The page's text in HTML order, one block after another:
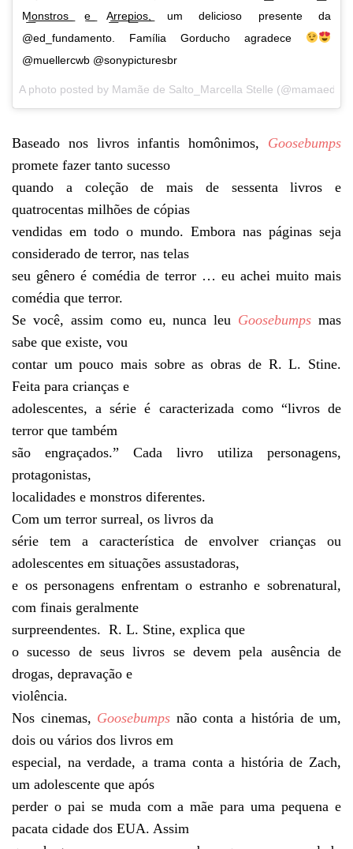
M͟͟o͟͟n͟͟s͟͟t͟͟r͟͟o͟͟s͟͟ e͟͟ A͟͟r͟͟r͟͟e͟͟p͟͟i͟͟o͟͟s͟͟, um delicioso presente da
@ed_fundamento. Família Gorducho agradece
@muellercwb @sonypicturesbr
A photo posted by Mamãe de Salto_Marcella Stelle
Baseado nos livros infantis homônimos, Goosebumps
promete fazer tanto sucesso
quando a coleção de mais de sessenta livros e
quatrocentas milhões de cópias
vendidas em todo o mundo. Embora nas páginas seja
considerado de terror, nas telas
seu gênero é comédia de terror … eu achei muito mais
comédia que terror.
Se você, assim como eu, nunca leu Goosebumps mas
sabe que existe, vou
contar um pouco mais sobre as obras de R. L. Stine.
Feita para crianças e
adolescentes, a série é caracterizada como “livros de
terror que também
são engraçados.” Cada livro utiliza personagens,
protagonistas,
localidades e monstros diferentes.
Com um terror surreal, os livros da
série tem a característica de envolver crianças ou
adolescentes em situações assustadoras,
e os personagens enfrentam o estranho e sobrenatural,
com finais geralmente
surpreendentes. R. L. Stine, explica que
o sucesso de seus livros se devem pela ausência de
drogas, depravação e
violência.
Nos cinemas, Goosebumps não conta a história de um,
dois ou vários dos livros em
especial, na verdade, a trama conta a história de Zach,
um adolescente que após
perder o pai se muda com a mãe para uma pequena e
pacata cidade dos EUA. Assim